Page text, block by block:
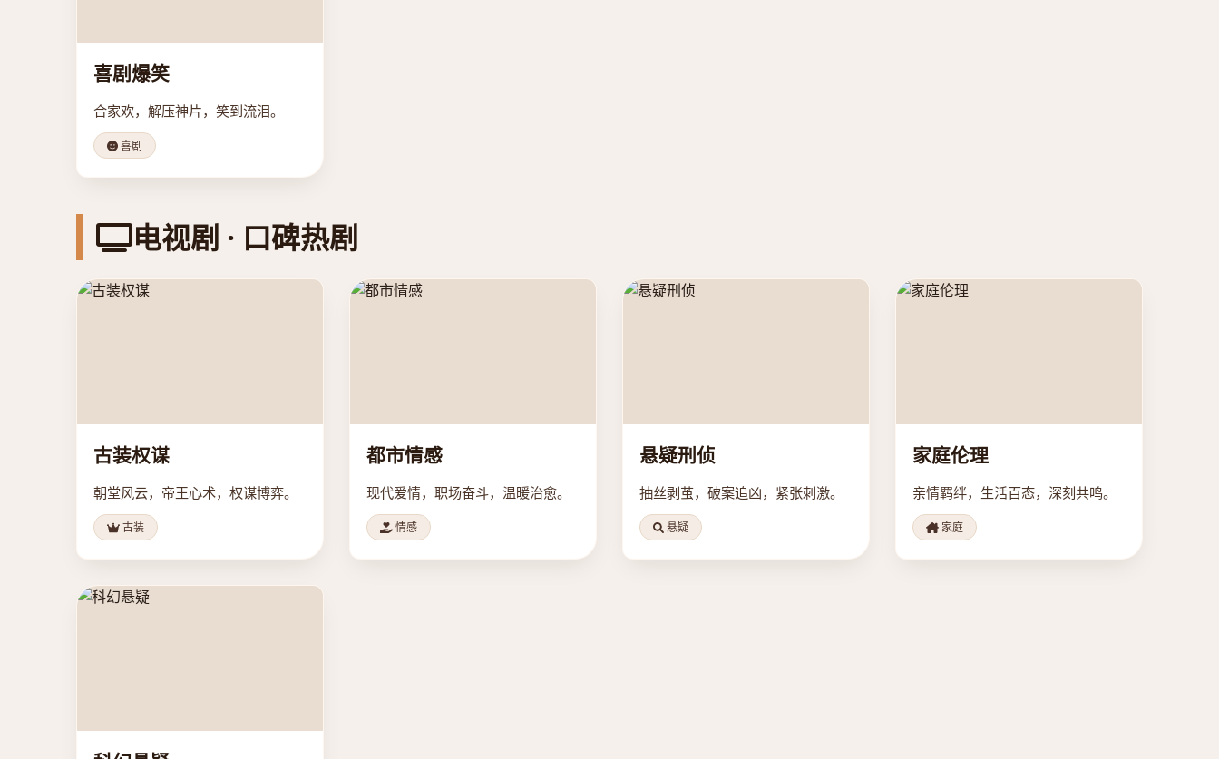
喜剧爆笑
合家欢，解压神片，笑到流泪。
喜剧
电视剧 · 口碑热剧
古装权谋
朝堂风云，帝王心术，权谋博弈。
古装
都市情感
现代爱情，职场奋斗，温暖治愈。
情感
悬疑刑侦
抽丝剥茧，破案追凶，紧张刺激。
悬疑
家庭伦理
亲情羁绊，生活百态，深刻共鸣。
家庭